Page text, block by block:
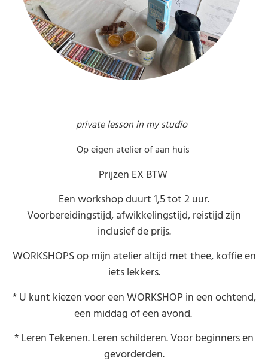
private lesson in my studio
Op eigen atelier of aan huis
Prijzen EX BTW
Een workshop duurt 1,5 tot 2 uur.
Voorbereidingstijd, afwikkelingstijd, reistijd zijn
inclusief de prijs.
WORKSHOPS op mijn atelier altijd met thee, koffie en
iets lekkers.
* U kunt kiezen voor een WORKSHOP in een ochtend,
een middag of een avond.
* Leren Tekenen. Leren schilderen. Voor beginners en
gevorderden.